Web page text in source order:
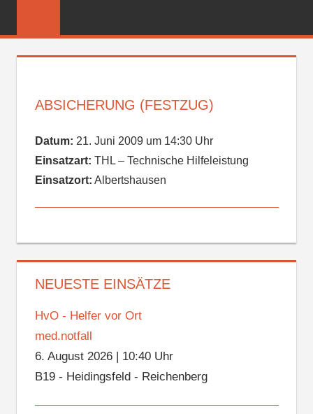
FEUERWEHR
ABSICHERUNG (FESTZUG)
Datum: 21. Juni 2009 um 14:30 Uhr
Einsatzart: THL – Technische Hilfeleistung
Einsatzort: Albertshausen
NEUESTE EINSÄTZE
HvO - Helfer vor Ort
med.notfall
6. August 2026| 10:40 Uhr
B19 - Heidingsfeld - Reichenberg